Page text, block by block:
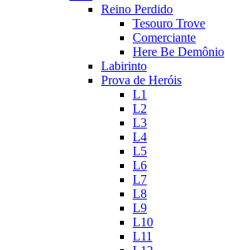
Reino Perdido
Tesouro Trove
Comerciante
Here Be Demônio
Labirinto
Prova de Heróis
L1
L2
L3
L4
L5
L6
L7
L8
L9
L10
L11